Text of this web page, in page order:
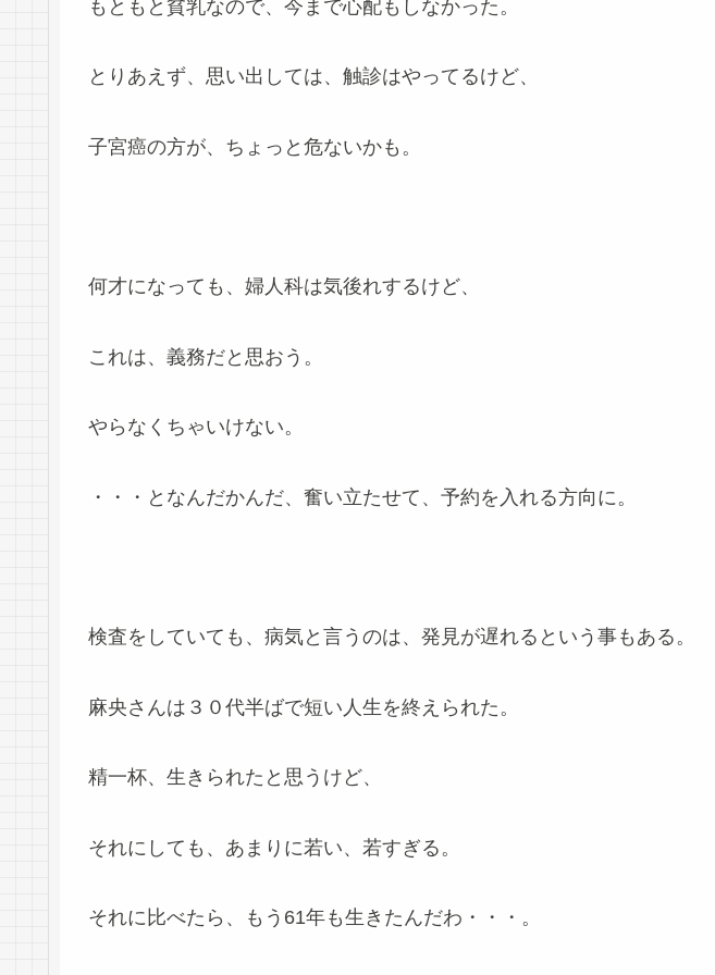
もともと貧乳なので、今まで心配もしなかった。
とりあえず、思い出しては、触診はやってるけど、
子宮癌の方が、ちょっと危ないかも。
何才になっても、婦人科は気後れするけど、
これは、義務だと思おう。
やらなくちゃいけない。
・・・となんだかんだ、奮い立たせて、予約を入れる方向に。
検査をしていても、病気と言うのは、発見が遅れるという事もある。
麻央さんは３０代半ばで短い人生を終えられた。
精一杯、生きられたと思うけど、
それにしても、あまりに若い、若すぎる。
それに比べたら、もう61年も生きたんだわ・・・。